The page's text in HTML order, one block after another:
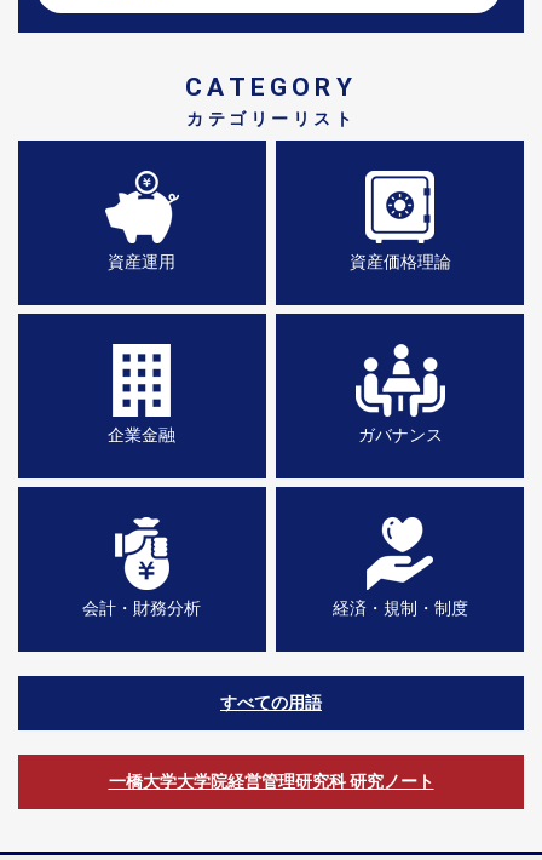
CATEGORY
カテゴリーリスト
資産運用 資産価格理論
企業金融 ガバナンス
会計・財務分析 経済・規制・制度
すべての用語
一橋大学大学院経営管理研究科 研究ノート